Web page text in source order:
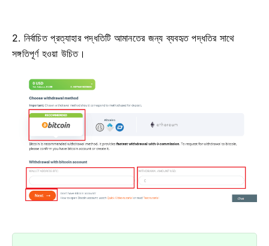
2. নির্বাচিত প্রত্যাহার পদ্ধতিটি আমানতের জন্য ব্যবহৃত পদ্ধতির সাথে
সঙ্গতিপূর্ণ হওয়া উচিত।